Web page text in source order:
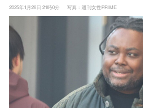
2025年1月28日 21時0分 写真：週刊女性PRIME